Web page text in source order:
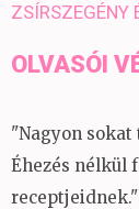
ZSÍRSZEGÉNY
OLVASÓI
"Nagyon
Éhezés nélkül